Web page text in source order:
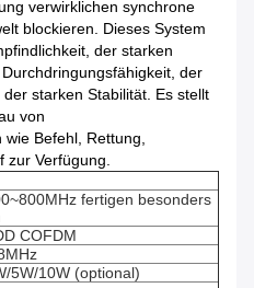
verwirklichen synchrone
blockieren. Dieses System
der starken
der
starken Stabilität. Es stellt
von
wie Befehl, Rettung,
zur Verfügung.
fertigen besonders
COFDM
5W/10W (optional)